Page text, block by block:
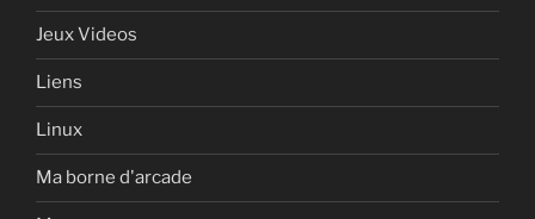
Jeux Videos
Liens
Linux
Ma borne d'arcade